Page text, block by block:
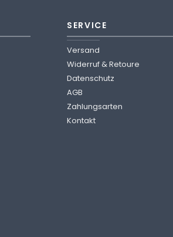
SERVICE
Versand
Widerruf & Retoure
Datenschutz
AGB
Zahlungsarten
Kontakt